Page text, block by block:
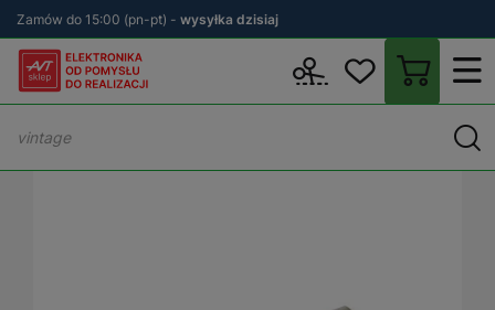
Zamów do 15:00 (pn-pt) - wysyłka dzisiaj
Bezpieczniki